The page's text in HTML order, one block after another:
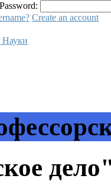
Password:
Create an account
Науки